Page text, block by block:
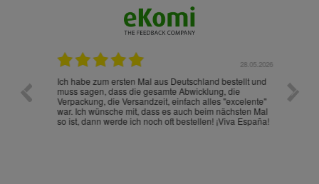
28.05.2026
Ich habe zum ersten Mal aus Deutschland bestellt und
muss sagen, dass die gesamte Abwicklung, die
Verpackung, die Versandzeit, einfach alles "excelente"
war. Ich wünsche mit, dass es auch beim nächsten Mal
so ist, dann werde ich noch oft bestellen! ¡Viva España!
Die
gut
ist